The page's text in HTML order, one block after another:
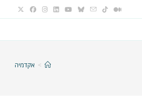
> אקדמיה